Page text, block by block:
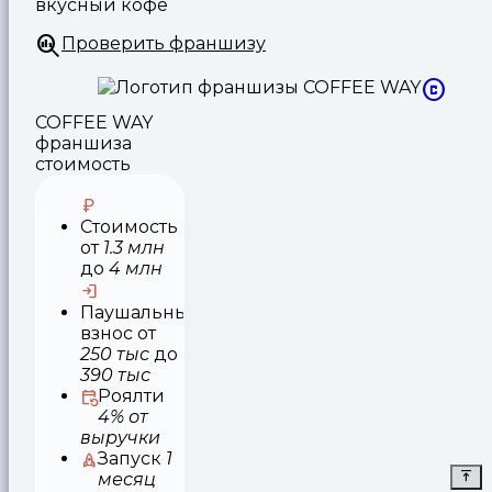
вкусный кофе
Проверить франшизу
COFFEE WAY
франшиза
стоимость
Стоимость
от 1.3 млн
до 4 млн
Паушальный
взнос от
250 тыс до
390 тыс
Роялти
4% от
выручки
Запуск 1
месяц